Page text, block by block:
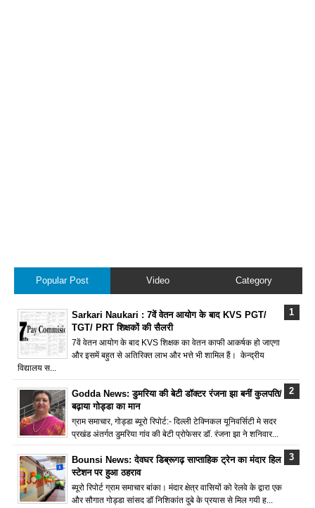
Popular Post Video Category
Sarkari Naukari : 7वें वेतन आयोग के बाद KVS PGT/
TGT/ PRT शिक्षकों की सैलरी
7वें वेतन आयोग के बाद KVS शिक्षक का वेतन काफी आकर्षक हो जाएगा
और इसमें बहुत से अतिरिक्त लाभ और भत्ते भी शामिल हैं। केन्द्रीय
विद्यालय स...
Godda News: डुमरिया की बेटी डॉक्टर रंजना झा बनीं कुलपति/
बढ़ाया गोड्डा का मान
ग्राम समाचार, गोड्डा ब्यूरो रिपोर्ट:- दिल्ली टेक्निकल यूनिवर्सिटी मे सदर
प्रखंड अंतर्गत डुमरिया गांव की बेटी प्रोफेसर डॉ. रंजना झा ने शनिवार...
Bounsi News: देवघर डिब्रूगढ़ साप्ताहिक ट्रेन का मंदार हिल
स्टेशन पर हुआ ठहराव
ब्यूरो रिपोर्ट ग्राम समाचार बांका। मंदार क्षेत्र वासियों को रेलवे के द्वारा एक
और सौगात गोड्डा सांसद डॉ निशिकांत दुबे के प्रयास से मिल गयी ह...